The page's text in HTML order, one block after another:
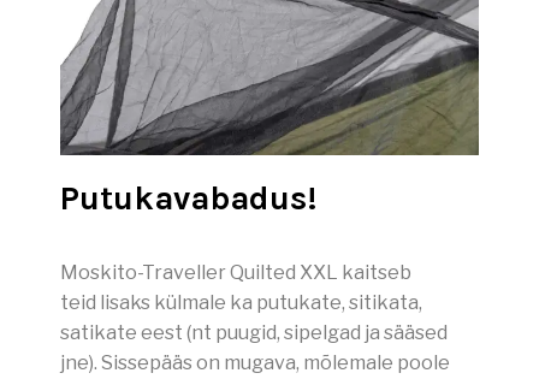
Putukavabadus!
Moskito-Traveller Quilted XXL kaitseb
teid lisaks külmale ka putukate, sitikata,
satikate eest (nt puugid, sipelgad ja sääsed
jne). Sissepääs on mugava, mõlemale poole